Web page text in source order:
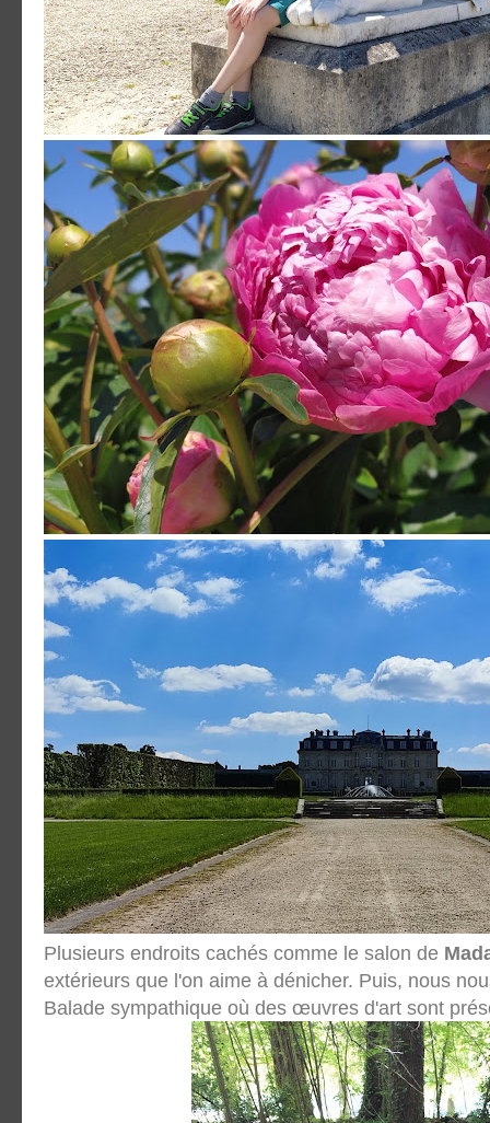
Plusieurs endroits cachés comme le salon de
extérieurs que l'on aime à dénicher. Puis, nous
Balade sympathique où des œuvres d'art sont